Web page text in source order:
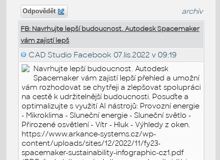
Odpovědět archiv
FB: Navrhujte lepší budoucnost. Autodesk Spacemaker
vám zajistí lepš
CAD Studio Facebook 07.lis.2022 v 09:19
Navrhujte lepší budoucnost. Autodesk
Spacemaker vám zajistí lepší přehled a umožní
vám rozhodovat se chytřeji a zlepšovat spolupráci
na cestě k udržitelnější budoucnosti. Posuďte a
optimalizujte s využití AI nástrojů: Provozní energie
- Mikroklima - Sluneční energie - Sluneční světlo -
Přirozené osvětlení - Vítr - Hluk - Výhledy z oken.
https://www.arkance-systems.cz/wp-
content/uploads/sites/12/2022/11/fy23-
spacemaker-sustainability-infographic-cz1.pdf